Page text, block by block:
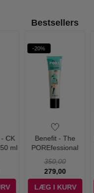
Bestsellers
CK
ml
-20%
Benefit - The
POREfessional
ml
350,00
279,00
LÆG I KURV